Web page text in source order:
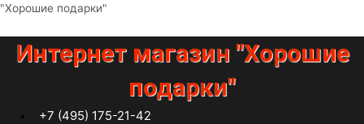
Перейти
"Хорошие подарки"
Интернет магазин "Хорошие
подарки"
+7 (495) 175-21-42